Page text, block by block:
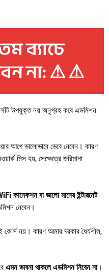
ব্যাচে
না: ⚠ ⚠
উপযুক্ত নয় অনুগ্রহ করে এডমিশন
আগে ভালোভাবে ভেবে নেবেন। কারণ
মিস হয়, সেক্ষেত্রে জরিমানা
কানেকশন বা ভালো মানের ইন্টারনেট
নেবেন।
নয়। কারণ আমার দরকার ধৈর্যশীল,
এমন ভাবনা থাকলে এডমিশন নিবেন না।